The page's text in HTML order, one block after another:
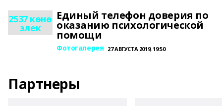
2537 көнө
элек
Единый телефон доверия по
оказанию психологической
помощи
Фотогалерея 27 АВГУСТА 2019, 19:50
Партнеры